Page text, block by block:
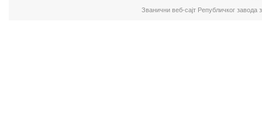
Званични веб-сајт Републичког